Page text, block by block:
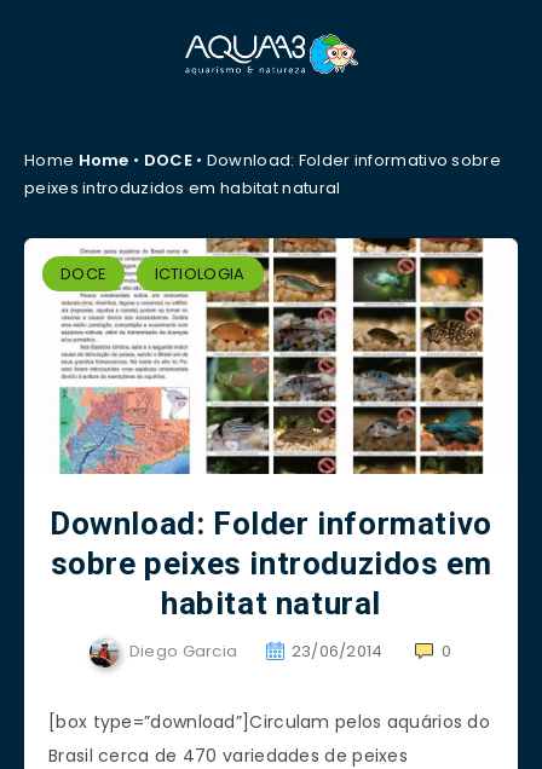
Home Home • DOCE• Download: Folder informativo sobre
peixes introduzidos em habitat natural
DOCE ICTIOLOGIA
Download: Folder informativo
sobre peixes introduzidos em
habitat natural
Diego Garcia 23/06/2014 0
[box type=”download”]Circulam pelos aquários do
Brasil cerca de 470 variedades de peixes